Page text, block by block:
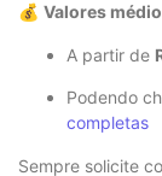
💰 Valores
A partir de
Podendo
completas
Sempre solicite